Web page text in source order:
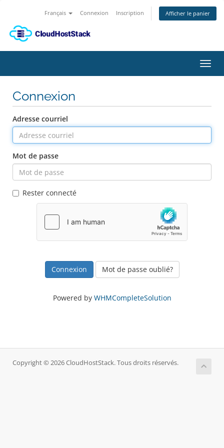
Français Connexion Inscription Afficher le panier
la
Connexion
Adresse courriel
Mot de passe
Rester connecté
Mot de passe oublié?
Powered by WHMCompleteSolution
Copyright © 2026 CloudHostStack. Tous droits réservés.